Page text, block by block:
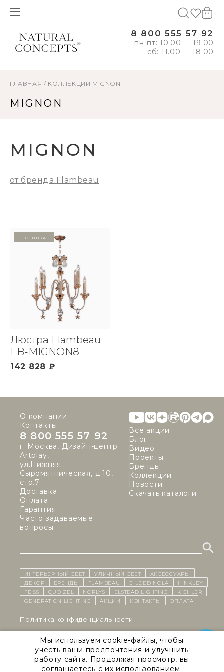
8 800 555 57 92
пн-пт: 10.00 — 19.00
сб: 11.00 — 18.00
ГЛАВНАЯ / КОЛЛЕКЦИИ MIGNON
MIGNON
MIGNON
от бренда Flambeau
Новинка
Люстра Flambeau
FB-MIGNON8
142 828 ₽
О компании
Контакты
8 800 555 57 92
г. Москва, Дизайн-центр
Artplay,
ул.Нижняя
Сыромятническая, д.10,
стр.7
Доставка
Оплата
Гарантия
Часто задаваемые
вопросы
Все акции
Блог
Видео
Проекты
Бренды
Коллекции
Новости
Скачать каталоги
ИНТЕРЬЕРНЫЙ СВЕТ уличный СВЕТ
Аксессуары
декор
бренды Flambeau Gilded Nola
Hinkley
Feiss
Quoizel Norlys Elstead Lighting
Kichler
Generation Lighting
Акции контакты Оплата
Политика конфиденциальности
Cоглашение на обработку персональных данных
Публичная оферта
Мы используем cookie-файлы, чтобы
учесть ваши предпочтения и улучшить
работу сайта. Продолжая просмотр, вы
соглашаетесь с их использованием.